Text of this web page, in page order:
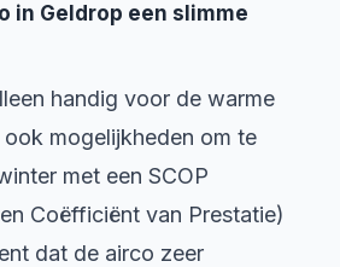
in Geldrop een slimme
handig voor de warme
mogelijkheden om te
met een SCOP
Coëfficiënt van Prestatie)
dat de airco zeer